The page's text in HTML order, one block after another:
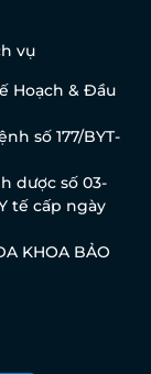
vụ
Hoạch & Đầu
số 177/BYT-
dược số 03-
tế cấp ngày
KHOA BẢO